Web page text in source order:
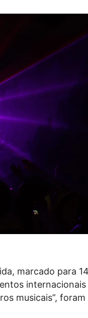
marcado para
internacionais
musicais”, foram